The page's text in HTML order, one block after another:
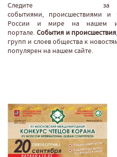
Следите за
событиями, происшествиями и
России и мире на нашем
портале. События и происшествия
групп и слоев общества к
популярен на нашем сайте.